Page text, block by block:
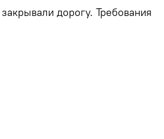
дорогу. Требования